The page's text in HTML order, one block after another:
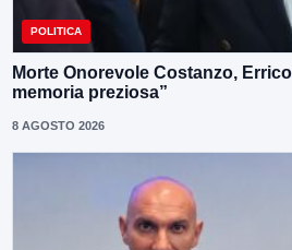
POLITICA
Morte Onorevole Costanzo,
memoria preziosa”
8 AGOSTO 2026